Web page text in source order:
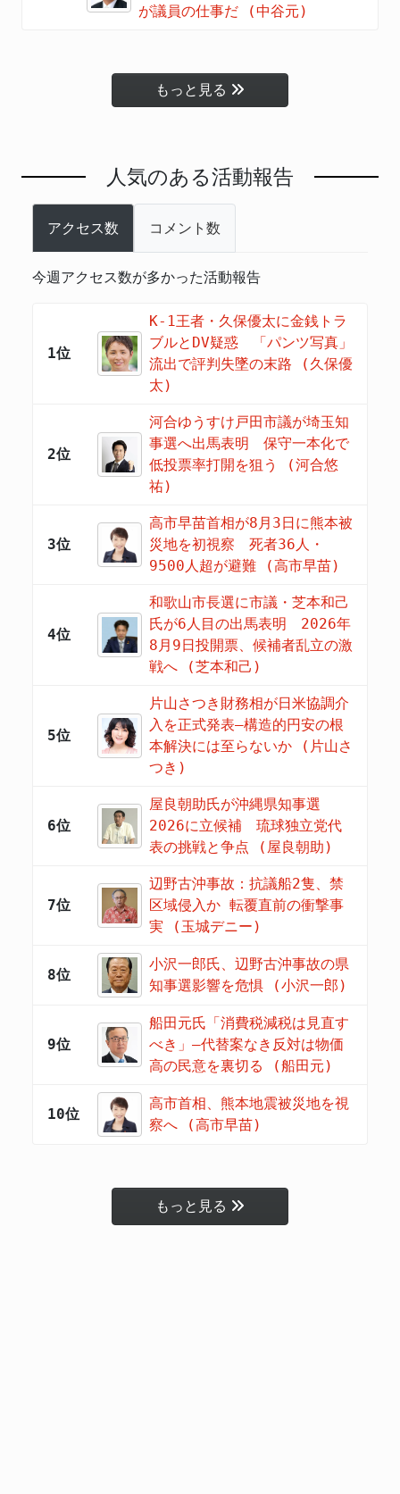
が議員の仕事だ (中谷元)
もっと見る
人気のある活動報告
アクセス数 コメント数
今週アクセス数が多かった活動報告
1位
K-1王者・久保優太に金銭トラ
ブルとDV疑惑 「パンツ写真」
流出で評判失墜の末路 (久保優
太)
2位
河合ゆうすけ戸田市議が埼玉知
事選へ出馬表明 保守一本化で
低投票率打開を狙う (河合悠
祐)
3位
高市早苗首相が8月3日に熊本被
災地を初視察 死者36人・
9500人超が避難 (高市早苗)
4位
和歌山市長選に市議・芝本和己
氏が6人目の出馬表明 2026年
8月9日投開票、候補者乱立の激
戦へ (芝本和己)
5位
片山さつき財務相が日米協調介
入を正式発表―構造的円安の根
本解決には至らないか (片山さ
つき)
6位
屋良朝助氏が沖縄県知事選
2026に立候補 琉球独立党代
表の挑戦と争点 (屋良朝助)
7位
辺野古沖事故：抗議船2隻、禁
区域侵入か 転覆直前の衝撃事
実 (玉城デニー)
8位
小沢一郎氏、辺野古沖事故の県
知事選影響を危惧 (小沢一郎)
9位
船田元氏「消費税減税は見直す
べき」―代替案なき反対は物価
高の民意を裏切る (船田元)
10位
高市首相、熊本地震被災地を視
察へ (高市早苗)
もっと見る